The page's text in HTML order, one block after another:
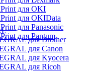
для OKI
для OKIData
для Panasonic
для Pantum
для Brother
для Canon
для Kyocera
для Ricoh